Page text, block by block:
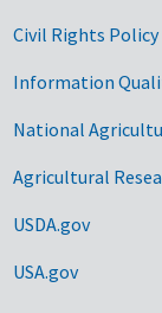
Civil Rights Policy
Information
National
Agricultural
USDA.gov
USA.gov